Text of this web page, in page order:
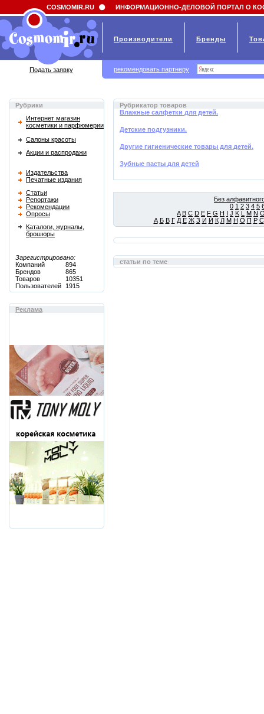
Field 'news_title' doesn't have a default value
Рубрики
Интернет магазин
косметики и парфюмерии
Салоны красоты
Акции и распродажи
Издательства
Печатные издания
Статьи
Репортажи
Рекомендации
Опросы
Каталоги, журналы,
брошюры
Зарегистрировано:
Компаний
894
Брендов
865
Товаров
10351
Пользователей
1915
Реклама
Рубрикатор товаров
Влажные салфетки для детей.
Детские подгузники.
Другие гигиенические товары для детей.
Зубные пасты для детей
Без
0 1 2 3 4 5
A B C D E F G H I J K L M N
А Б В Г Д Е Ж З И Й К Л М Н О П Р С
статьи по теме
COSMOMIR.RU ИНФОРМАЦИОННО-ДЕЛОВОЙ ПОРТАЛ О
Производители Бренды
Подать заявку рекомендовать партнеру